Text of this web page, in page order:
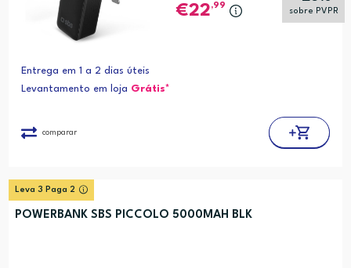
sobre PVPR
22,99
Entrega em 1 a 2 dias úteis
Levantamento em loja Grátis*
comparar
Leva 3 Paga 2
POWERBANK SBS PICCOLO 5000MAH BLK